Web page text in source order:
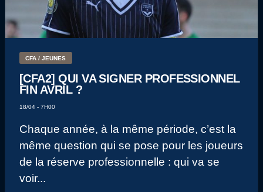
CFA / JEUNES
[CFA2] QUI VA SIGNER PROFESSIONNEL
FIN AVRIL ?
18/04 - 7H00
Chaque année, à la même période, c’est la
même question qui se pose pour les joueurs
de la réserve professionnelle : qui va se
voir...